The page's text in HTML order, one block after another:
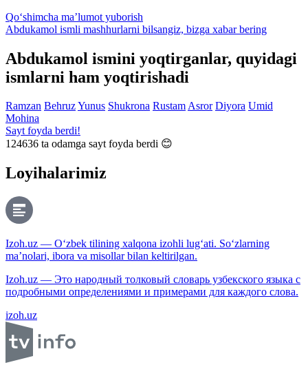
Qo‘shimcha ma’lumot yuborish
Abdukamol ismli mashhurlarni bilsangiz, bizga xabar bering
Abdukamol ismini yoqtirganlar, quyidagi
ismlarni ham yoqtirishadi
Ramzan BehruzYunus Shukrona RustamAsror Diyora Umid
Mohina
Sayt foyda berdi!
124636 ta odamga sayt foyda berdi 😊
Loyihalarimiz
Izoh.uz — O‘zbek tilining xalqona izohli lug‘ati. So‘zlarning
ma’nolari, ibora va misollar bilan keltirilgan.
Izoh.uz — Это народный толковый словарь узбекского языка с
подробными определениями и примерами для каждого слова.
izoh.uz